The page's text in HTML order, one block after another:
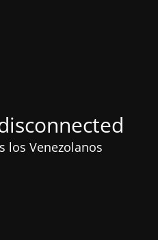
los Venezolanos